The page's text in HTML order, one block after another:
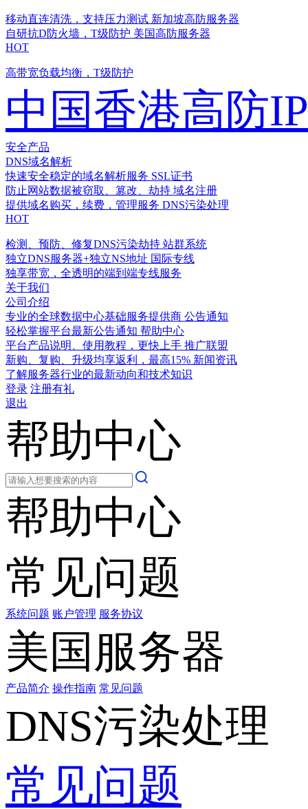
移动直连清洗，支持压力测试 新加坡高防服务器
自研抗D防火墙，T级防护 美国高防服务器
HOT
高带宽负载均衡，T级防护
中国香港高防IP
安全产品
DNS域名解析
快速安全稳定的域名解析服务 SSL证书
防止网站数据被窃取、篡改、劫持 域名注册
提供域名购买，续费，管理服务 DNS污染处理
HOT
检测、预防、修复DNS污染劫持 站群系统
独立DNS服务器+独立NS地址 国际专线
独享带宽，全透明的端到端专线服务
关于我们
公司介绍
专业的全球数据中心基础服务提供商 公告通知
轻松掌握平台最新公告通知 帮助中心
平台产品说明、使用教程，更快上手 推广联盟
新购、复购、升级均享返利，最高15% 新闻资讯
了解服务器行业的最新动向和技术知识
登录 注册有礼
退出
帮助中心
帮助中心
常见问题
系统问题 账户管理 服务协议
美国服务器
产品简介 操作指南 常见问题
DNS污染处理
常见问题